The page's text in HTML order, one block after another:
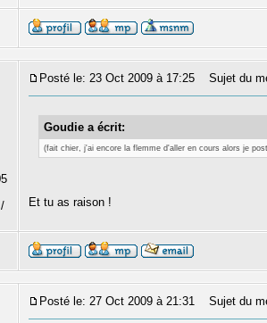
Posté le: 23 Oct 2009 à 17:25 Sujet du
Goudie a écrit:
(fait chier, j'ai encore la flemme d'aller en cours alors je
Et tu as raison !
Posté le: 27 Oct 2009 à 21:31 Sujet du